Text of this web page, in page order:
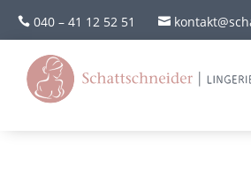
 040 – 41 12 52 51 